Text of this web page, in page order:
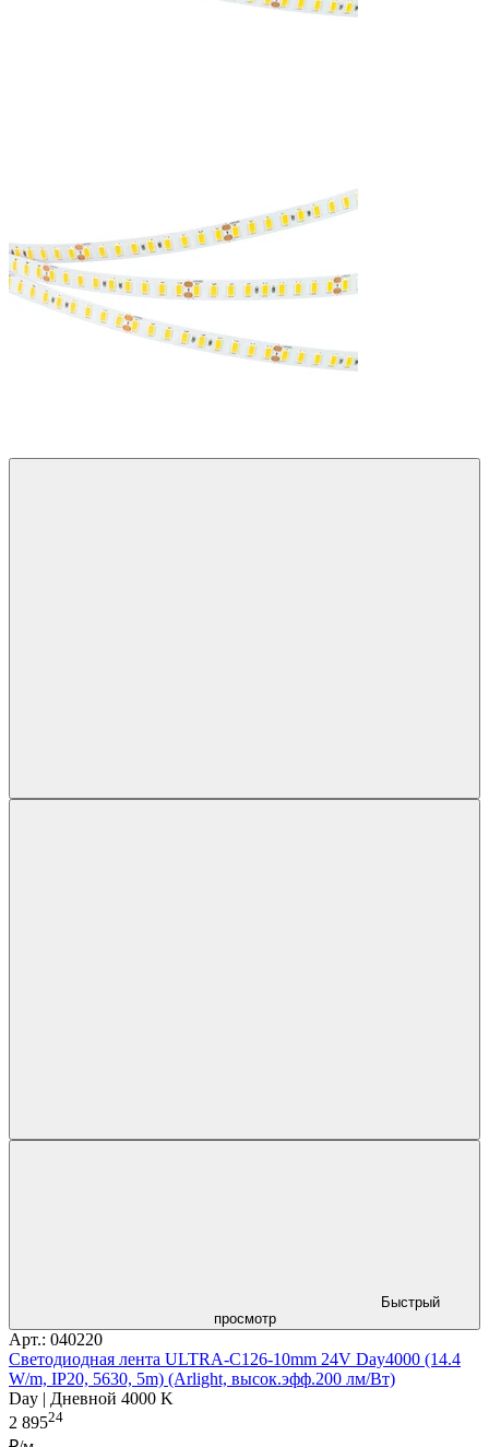
Быстрый
просмотр
Арт.: 040220
Светодиодная лента ULTRA-C126-10mm 24V Day4000 (14.4
W/m, IP20, 5630, 5m) (Arlight, высок.эфф.200 лм/Вт)
Day | Дневной 4000 K
2 89524